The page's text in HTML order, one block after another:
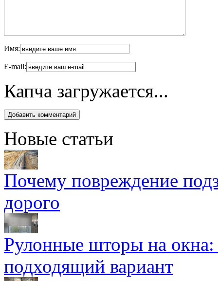
Имя:
E-mail:
Капча загружается...
Новые статьи
Почему повреждение
дорого
Рулонные шторы на
подходящий вариант